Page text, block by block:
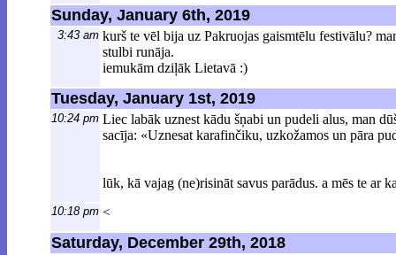
Sunday, January 6th, 2019
3:43 am kurš te vēl bija uz Pakruojas gaismtēlu festivālu?
stulbi runāja.
iemukām dziļāk Lietavā :)
Tuesday, January 1st, 2019
10:24 pm Liec labāk uznest kādu šņabi un pudeli alus, man
sacīja: «Uznesat karafinčiku, uzkožamos un pāra
lūk, kā vajag (ne)risināt savus parādus. a mēs te ar
10:18 pm <
Saturday, December 29th, 2018